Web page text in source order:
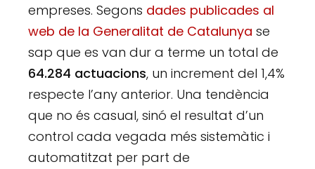
empreses. Segons dades publicades al
web de la Generalitat de Catalunya se
sap que es van dur a terme un total de
64.284 actuacions, un increment del 1,4%
respecte l’any anterior. Una tendència
que no és casual, sinó el resultat d’un
control cada vegada més sistemàtic i
automatitzat per part de